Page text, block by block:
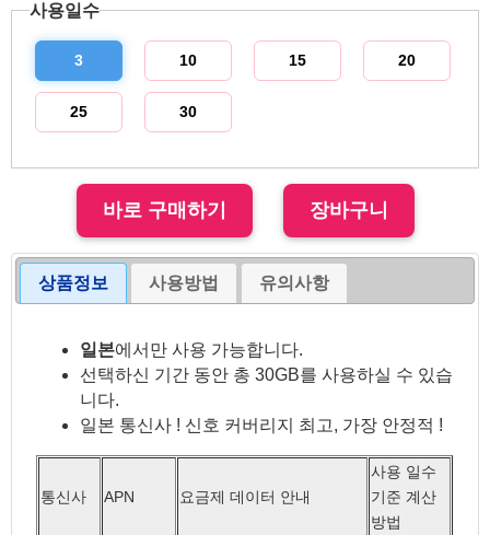
사용일수
3 10 15 20
25 30
상품정보 사용방법 유의사항
일본에서만 사용 가능합니다.
선택하신 기간 동안 총 30GB를 사용하실 수 있습
니다.
일본 통신사 ! 신호 커버리지 최고, 가장 안정적 !
통신사 APN 요금제 데이터 안내
사용 일수
기준 계산
방법